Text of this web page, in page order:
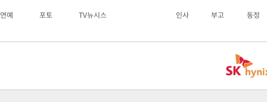
연예 포토 TV뉴시스 인사 부고 동정